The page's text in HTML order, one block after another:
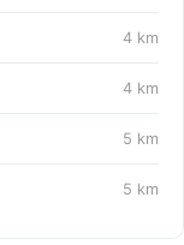
4 km
4 km
5 km
5 km